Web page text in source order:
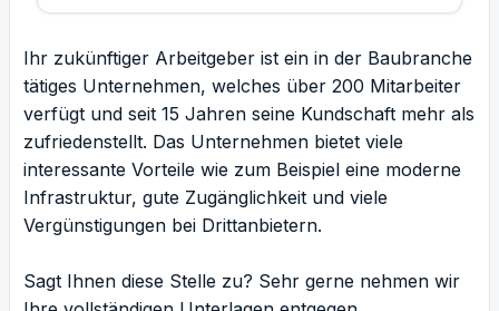
Ihr zukünftiger Arbeitgeber ist ein in der Baubranche
tätiges Unternehmen, welches über 200 Mitarbeiter
verfügt und seit 15 Jahren seine Kundschaft mehr als
zufriedenstellt. Das Unternehmen bietet viele
interessante Vorteile wie zum Beispiel eine moderne
Infrastruktur, gute Zugänglichkeit und viele
Vergünstigungen bei Drittanbietern.
Sagt Ihnen diese Stelle zu? Sehr gerne nehmen wir